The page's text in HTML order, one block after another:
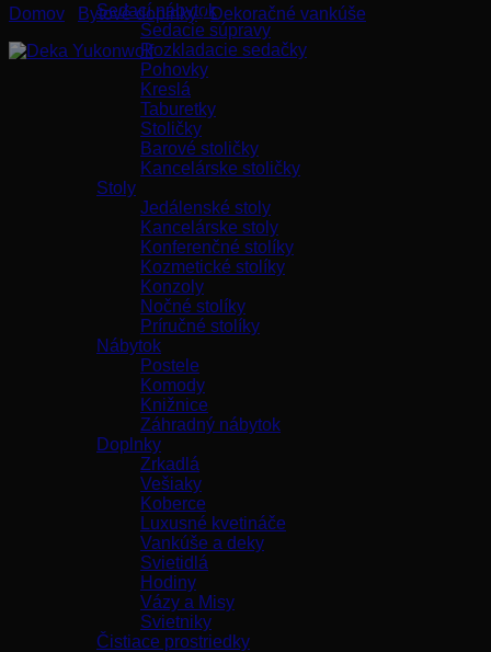
Sedací nábytok
Sedacie súpravy
Rozkladacie sedačky
Pohovky
Kreslá
Taburetky
Stoličky
Barové stoličky
Kancelárske stoličky
Stoly
Jedálenské stoly
Kancelárske stoly
Konferenčné stolíky
Kozmetické stolíky
Konzoly
Nočné stolíky
Príručné stolíky
Nábytok
Postele
Komody
Knižnice
Záhradný nábytok
Doplnky
Zrkadlá
Vešiaky
Koberce
Luxusné kvetináče
Vankúše a deky
Svietidlá
Hodiny
Vázy a Misy
Svietniky
Čistiace prostriedky
Domov Bytové doplnky / Dekoračné vankúše